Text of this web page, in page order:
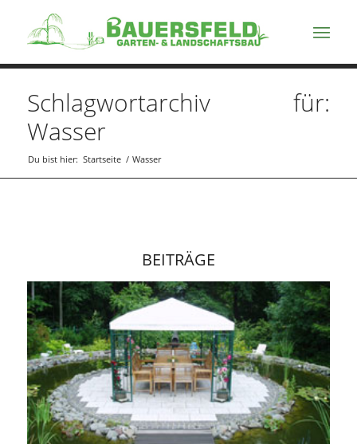
Schlagwortarchiv für:
Wasser
Du bist hier: Startseite / Wasser
BEITRÄGE